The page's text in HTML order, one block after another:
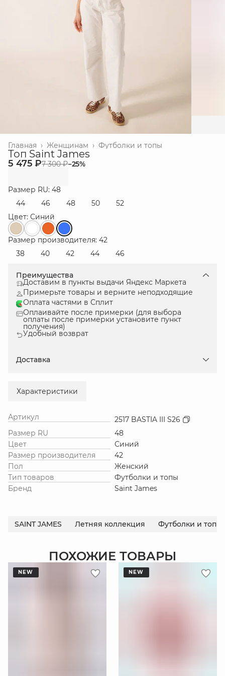
Футболки и топы
Женщинам ›
Главная ›
Топ Saint James
5 475 ₽7 300 ₽−25%
Размер RU: 48
44
46 48 50
52
Цвет: Синий
Размер производителя: 42
38
40 42 44 46
Преимущества
Доставим в пункты выдачи Яндекс Маркета
Примерьте товары и верните неподходящие
Оплата частями в Сплит
Оплаивайте после примерки (для выбора
оплаты после примерки установите пункт
получения)
Удобный возврат
Доставка
Характеристики
Артикул
2517 BASTIA III S26
Размер RU
48
Цвет
Синий
Размер производителя
42
Пол
Женский
Тип товаров
Футболки и топы
Бренд
Saint James
SAINT JAMES Летняя коллекция Футболки и топы
ПОХОЖИЕ ТОВАРЫ
NEW NEW